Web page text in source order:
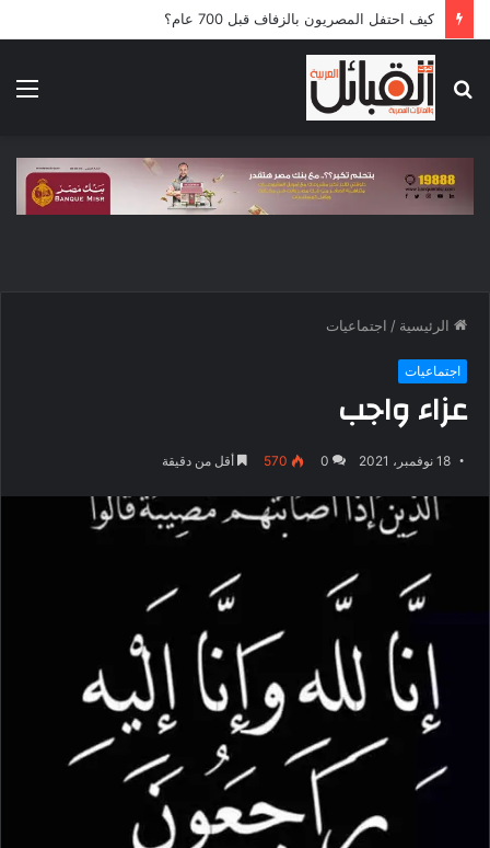
كيف احتفل المصريون بالزفاف قبل 700 عام؟
عن
الرئيسية / اجتماعيات
اجتماعيات
عزاء واجب
18 نوفمبر، 2021 0
570 أقل من دقيقة